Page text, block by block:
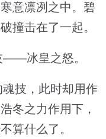
意凛冽之中。碧
撞击在了一起。
冰皇之怒。
技，此时却用作
冬之力作用下，
算什么了。